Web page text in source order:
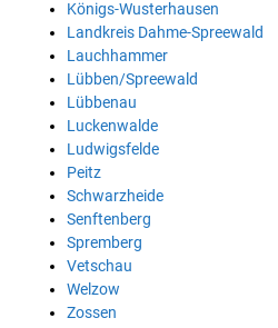
Königs-Wusterhausen
Landkreis Dahme-Spreewald
Lauchhammer
Lübben/Spreewald
Lübbenau
Luckenwalde
Ludwigsfelde
Peitz
Schwarzheide
Senftenberg
Spremberg
Vetschau
Welzow
Zossen